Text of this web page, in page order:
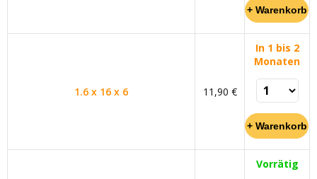
1.6 x 16 x 6 11,90 €
In 1 bis 2
Monaten
Vorrätig